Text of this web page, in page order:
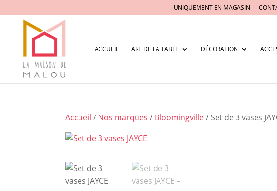
UNIQUEMENT EN MAGASIN
ACCUEIL ART DE LA TABLE DÉCORATION
Accueil / Nos marques / Bloomingville/ Set de 3 vases